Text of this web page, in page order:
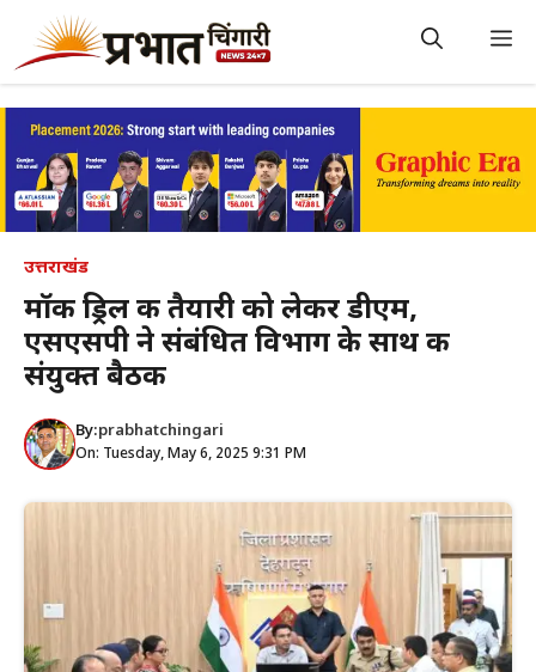
content
उत्तराखंड
मॉक ड्रिल की तैयारी को लेकर डीएम,
एसएसपी ने संबंधित विभाग के साथ की
संयुक्त बैठक
By:prabhatchingari
On: Tuesday, May 6, 2025 9:31 PM